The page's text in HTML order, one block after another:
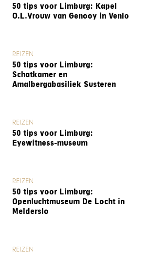
50 tips voor Limburg: Kapel
O.L.Vrouw van Genooy in Venlo
REIZEN
50 tips voor Limburg:
Schatkamer en
Amalbergabasiliek Susteren
REIZEN
50 tips voor Limburg:
Eyewitness-museum
REIZEN
50 tips voor Limburg:
Openluchtmuseum De Locht in
Melderslo
REIZEN